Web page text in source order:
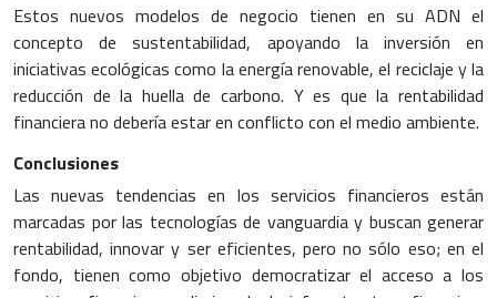
Estos nuevos modelos de negocio tienen en su ADN el
concepto de sustentabilidad, apoyando la inversión en
iniciativas ecológicas como la energía renovable, el reciclaje y la
reducción de la huella de carbono. Y es que la rentabilidad
financiera no debería estar en conflicto con el medio ambiente.
Conclusiones
Las nuevas tendencias en los servicios financieros están
marcadas por las tecnologías de vanguardia y buscan generar
rentabilidad, innovar y ser eficientes, pero no sólo eso; en el
fondo, tienen como objetivo democratizar el acceso a los